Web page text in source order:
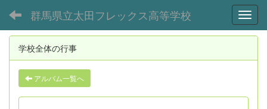
群馬県立太田フレックス高等学校
学校全体の行事
アルバム一覧へ